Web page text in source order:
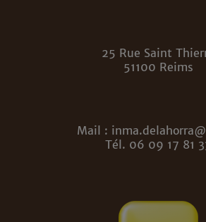
25 Rue Saint
51100 Reims
Mail :
Tél. 06 09 17 81